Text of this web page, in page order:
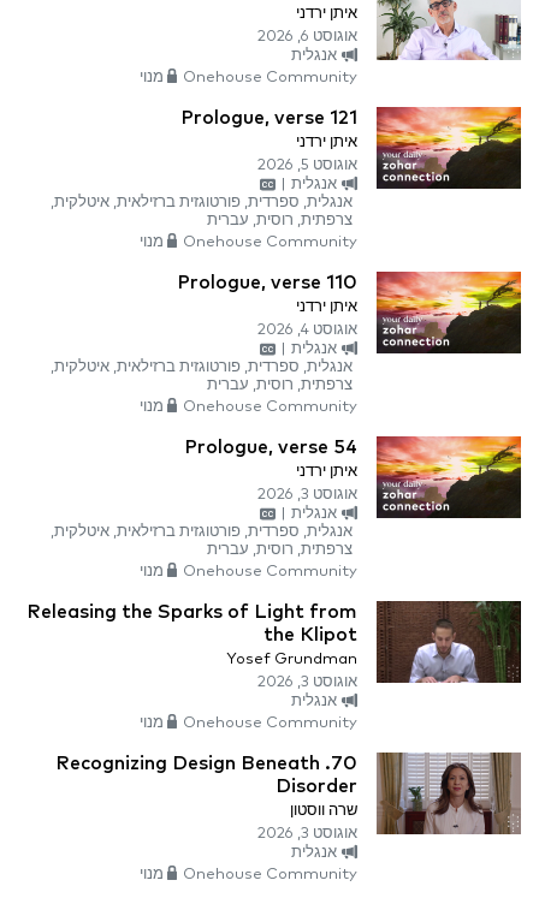
איתן ירדני
אוגוסט 6, 2026
אנגלית
Onehouse Community מנוי
Prologue, verse 121
איתן ירדני
אוגוסט 5, 2026
אנגלית
אנגלית, ספרדית, פורטוגזית ברזילאית, איטלקית,
צרפתית, רוסית, עברית
Onehouse Community מנוי
Prologue, verse 110
איתן ירדני
אוגוסט 4, 2026
אנגלית
אנגלית, ספרדית, פורטוגזית ברזילאית, איטלקית,
צרפתית, רוסית, עברית
Onehouse Community מנוי
Prologue, verse 54
איתן ירדני
אוגוסט 3, 2026
אנגלית
אנגלית, ספרדית, פורטוגזית ברזילאית, איטלקית,
צרפתית, רוסית, עברית
Onehouse Community מנוי
Releasing the Sparks of Light from
the Klipot
Yosef Grundman
אוגוסט 3, 2026
אנגלית
Onehouse Community מנוי
70. Recognizing Design Beneath
Disorder
שרה ווסטון
אוגוסט 3, 2026
אנגלית
Onehouse Community מנוי